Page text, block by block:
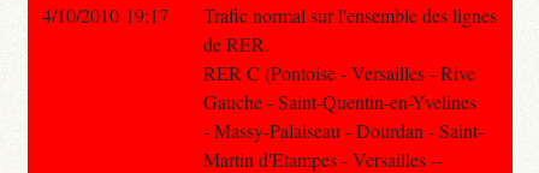
4/10/2010 19:17
Trafic normal sur l'ensemble des lignes
de RER.
RER C (Pontoise - Versailles - Rive
Gauche - Saint-Quentin-en-Yvelines
- Massy-Palaiseau - Dourdan - Saint-
Martin d'Etampes - Versailles --